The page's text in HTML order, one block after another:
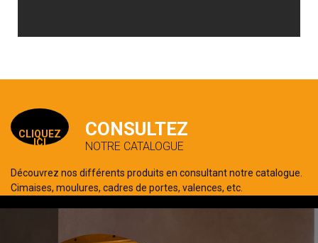
CLIQUEZ
ICI
CONSULTEZ
NOTRE CATALOGUE
Découvrez nos différents produits en consultant notre catalogue.
Cimaises, moulures, cadres de portes, valences, etc.